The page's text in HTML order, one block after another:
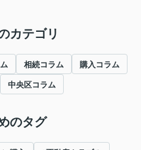
カテゴリ
相続コラム 購入コラム
中央区コラム
のタグ